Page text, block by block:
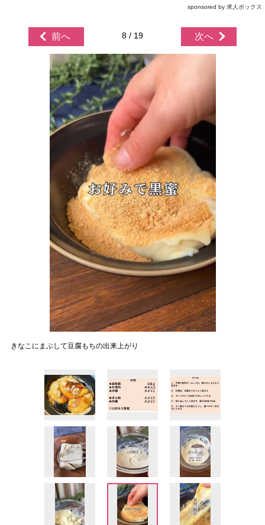
sponsored by 求人ボックス
前へ 8 / 19 次へ
きなこにまぶして豆腐もちの出来上がり